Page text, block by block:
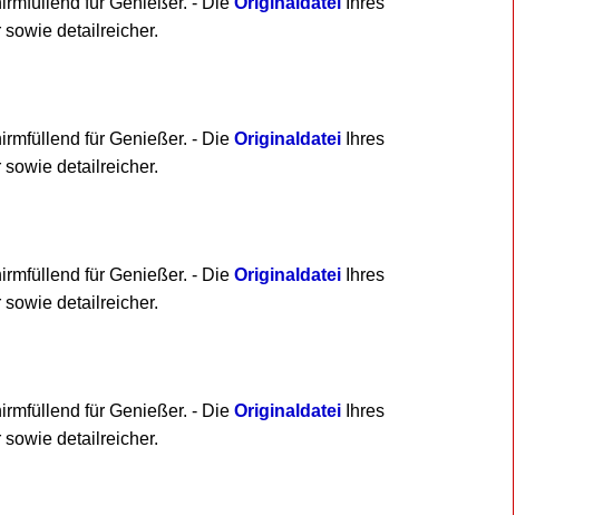
detailreicher.
für Genießer. - Die OriginaldateiIhres
detailreicher.
für Genießer. - Die OriginaldateiIhres
detailreicher.
für Genießer. - Die OriginaldateiIhres
detailreicher.